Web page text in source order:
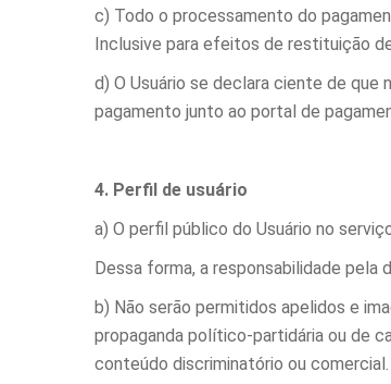
c) Todo o processamento do
Inclusive para efeitos de restituição
d) O Usuário se declara ciente de que
pagamento junto ao portal de
4. Perfil de usuário
a) O perfil público do Usuário no
Dessa forma, a responsabilidade pela
b) Não serão permitidos apelidos e
propaganda político-partidária ou de
conteúdo discriminatório ou comercial.